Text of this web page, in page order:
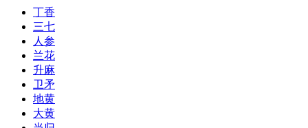
丁香
三七
人参
兰花
升麻
卫矛
地黄
大黄